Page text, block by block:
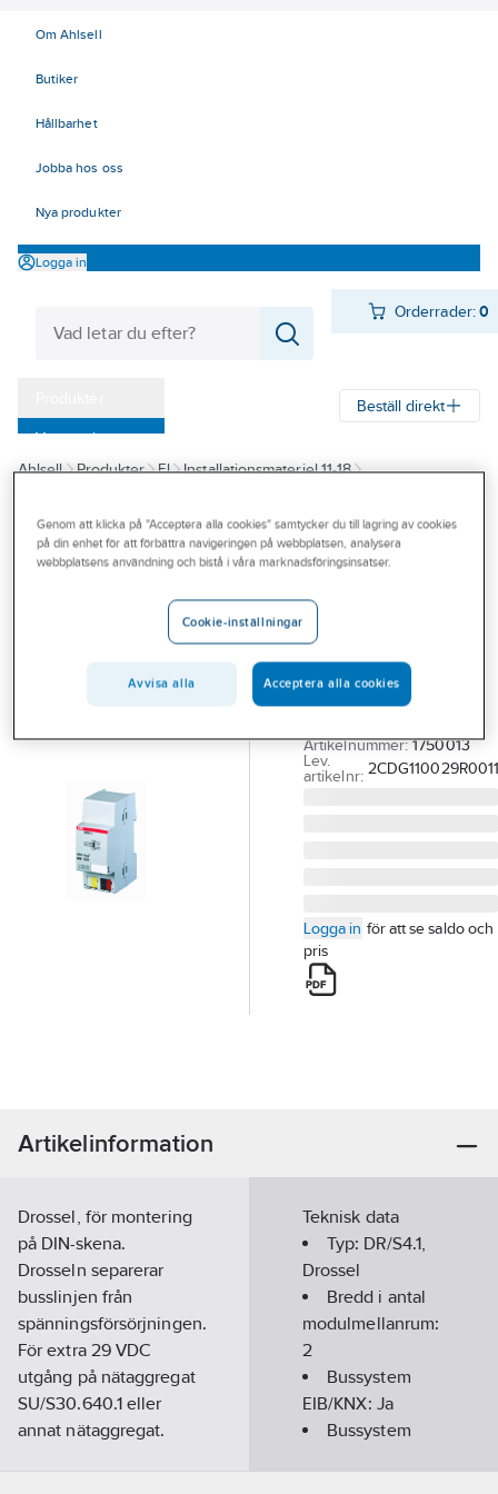
Om Ahlsell
Butiker
Hållbarhet
Jobba hos oss
Nya produkter
Logga in
Orderrader:0
Varumärken
Kampanjer
Outlet
Branscher
Beställ direkt
Ahlsell Produkter El
Installationsmateriel 11-18
ABB
Drossel 500 mA
för DIN-montage
KNX, ABB
DROSSEL F EXTRA
LINJE/STRÖMF
Artikelnummer: 1750013
Lev.
artikelnr:
Logga in för att se saldo och
pris
Artikelinformation
Drossel, för montering
på DIN-skena.
Drosseln separerar
busslinjen från
spänningsförsörjningen.
För extra 29 VDC
utgång på nätaggregat
SU/S30.640.1 eller
annat nätaggregat.
Teknisk data
Typ: DR/S4.1,
Drossel
Bredd i antal
modulmellanrum:
2
Bussystem
EIB/KNX: Ja
Bussystem
Genom att klicka på "Acceptera alla cookies" samtycker du till lagring av cookies
på din enhet för att förbättra navigeringen på webbplatsen, analysera
webbplatsens användning och bistå i våra marknadsföringsinsatser.
Cookie-inställningar
Avvisa alla Acceptera alla cookies